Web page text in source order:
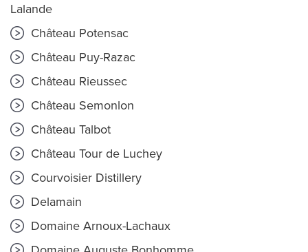
Lalande
Château Potensac
Château Puy-Razac
Château Rieussec
Château Semonlon
Château Talbot
Château Tour de Luchey
Courvoisier Distillery
Delamain
Domaine Arnoux-Lachaux